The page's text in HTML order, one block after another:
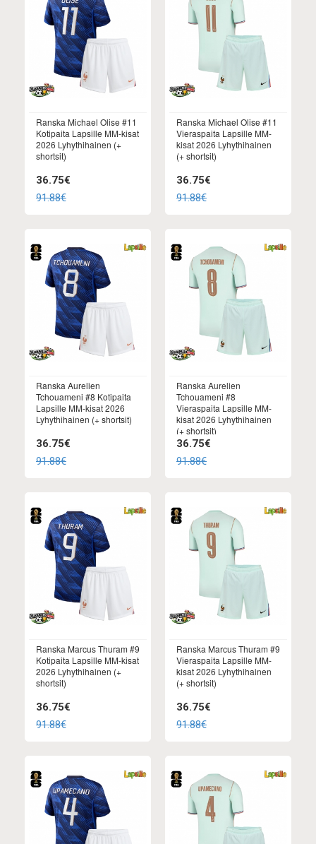
Ranska Michael Olise #11
Kotipaita Lapsille MM-kisat
2026 Lyhythihainen (+
shortsit)
36.75€
91.88€
Ranska Michael Olise #11
Vieraspaita Lapsille MM-
kisat 2026 Lyhythihainen
(+ shortsit)
36.75€
91.88€
Ranska Aurelien
Tchouameni #8 Kotipaita
Lapsille MM-kisat 2026
Lyhythihainen (+ shortsit)
36.75€
91.88€
Ranska Aurelien
Tchouameni #8
Vieraspaita Lapsille MM-
kisat 2026 Lyhythihainen
(+ shortsit)
36.75€
91.88€
Ranska Marcus Thuram #9
Kotipaita Lapsille MM-kisat
2026 Lyhythihainen (+
shortsit)
36.75€
91.88€
Ranska Marcus Thuram #9
Vieraspaita Lapsille MM-
kisat 2026 Lyhythihainen
(+ shortsit)
36.75€
91.88€